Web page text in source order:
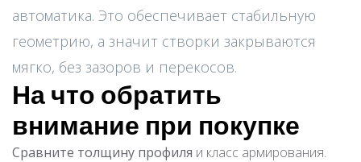
автоматика. Это обеспечивает стабильную
геометрию, а значит створки закрываются
мягко, без зазоров и перекосов.
На что обратить
внимание при покупке
Сравните толщину профиля и класс армирования.